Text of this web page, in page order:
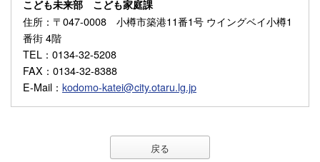
こども未来部 こども家庭課
住所 ：〒047-0008 小樽市築港11番1号 ウイングベイ小樽1
番街 4階
TEL ：0134-32-5208
FAX ：0134-32-8388
E-Mail ： kodomo-katei@city.otaru.lg.jp
戻る